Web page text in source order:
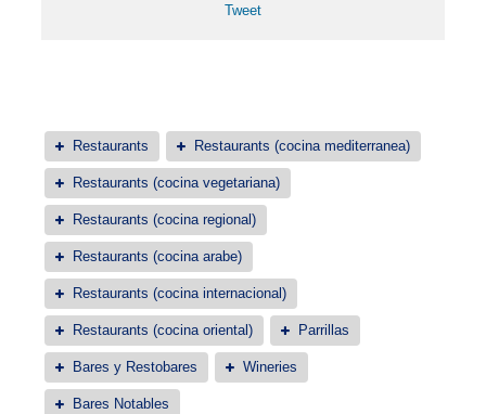
Tweet
Restaurants Restaurants (cocina mediterranea)
Restaurants (cocina vegetariana)
Restaurants (cocina regional)
Restaurants (cocina arabe)
Restaurants (cocina internacional)
Restaurants (cocina oriental) Parrillas
Bares y Restobares Wineries
Bares Notables